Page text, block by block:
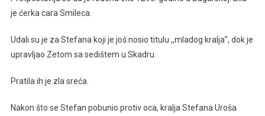
je ćerka cara Smileca.
Udali su je za Stefana koji je još nosio titulu ,,mladog kralja”, dok je
upravljao Zetom sa sedištem u Skadru.
Pratila ih je zla sreća.
Nakon što se Stefan pobunio protiv oca, kralja Stefana Uroša